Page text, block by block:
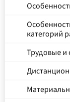
категорий
Трудовые и